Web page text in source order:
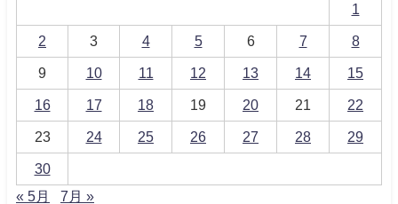
1
2 3 4 5 6 7 8
9 10 11 12 13 14 15
16 17 18 19 20 21 22
23 24 25 26 27 28 29
30
« 5月
7月 »